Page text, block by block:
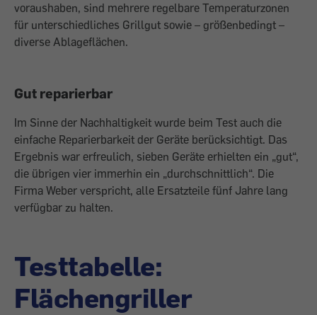
voraushaben, sind mehrere regelbare Temperaturzonen
für unterschiedliches Grillgut sowie – größenbedingt –
diverse Ablageflächen.
Gut reparierbar
Im Sinne der Nachhaltigkeit wurde beim Test auch die
einfache Reparierbarkeit der Geräte berücksichtigt. Das
Ergebnis war erfreulich, sieben Geräte erhielten ein „gut“,
die übrigen vier immerhin ein „durchschnittlich“. Die
Firma Weber verspricht, alle Ersatzteile fünf Jahre lang
verfügbar zu halten.
Testtabelle:
Flächengriller